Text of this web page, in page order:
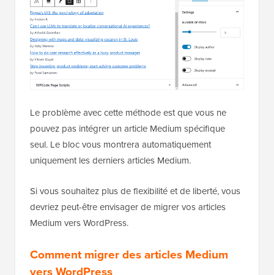
Le problème avec cette méthode est que vous ne
pouvez pas intégrer un article Medium spécifique
seul. Le bloc vous montrera automatiquement
uniquement les derniers articles Medium.
Si vous souhaitez plus de flexibilité et de liberté, vous
devriez peut-être envisager de migrer vos articles
Medium vers WordPress.
Comment migrer des articles Medium
vers WordPress